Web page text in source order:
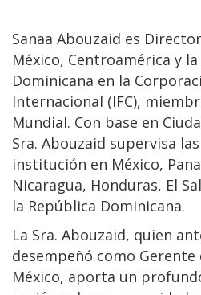
Sanaa Abouzaid es
México, Centroamérica y
Dominicana en la
Internacional (IFC),
Mundial. Con base en
Sra. Abouzaid supervisa
institución en México,
Nicaragua, Honduras, El
la República Dominicana.
La Sra. Abouzaid, quien
desempeñó como Gerente
México, aporta un